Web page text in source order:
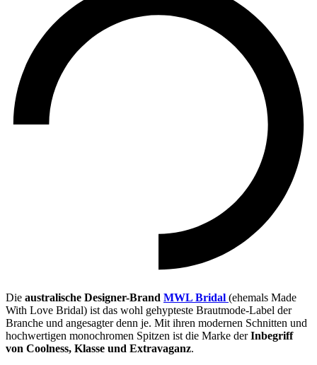
Die australische Designer-Brand MWL Bridal (ehemals Made
With Love Bridal) ist das wohl gehypteste Brautmode-Label der
Branche und angesagter denn je. Mit ihren modernen Schnitten und
hochwertigen monochromen Spitzen ist die Marke derInbegriff
von Coolness, Klasse und Extravaganz.